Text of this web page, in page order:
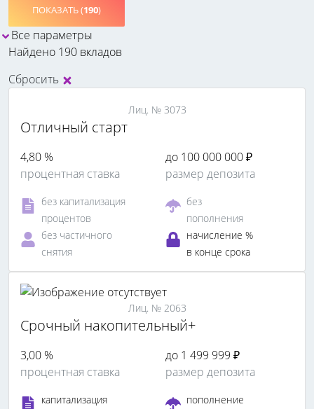
ПОКАЗАТЬ (190)
Все параметры
Найдено 190 вкладов
Сбросить
Лиц. № 3073
Отличный старт
4,80 %
процентная ставка
до 100 000 000 ₽
размер депозита
без капитализация
процентов
без
пополнения
без частичного
снятия
начисление %
в конце срока
Лиц. № 2063
Срочный накопительный+
3,00 %
процентная ставка
до 1 499 999 ₽
размер депозита
капитализация пополнение